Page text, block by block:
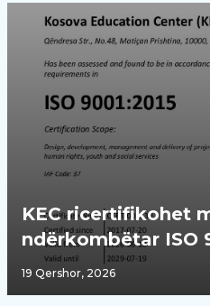
KEC ricertifikohet
ndërkombëtar ISO
19 Qershor, 2026